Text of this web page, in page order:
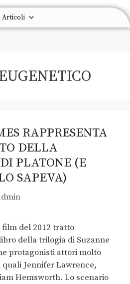
Articoli
RAPPRESENTA
DELLA
PLATONE (E
SAPEVA)
del 2012 tratto
della trilogia di Suzanne
protagonisti attori molto
Jennifer Lawrence,
Hemsworth. Lo scenario